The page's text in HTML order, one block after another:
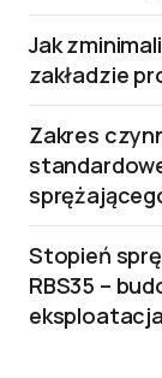
Jak
zakładzie
Zakres
Stopień
RBS35 –
eksploatacja